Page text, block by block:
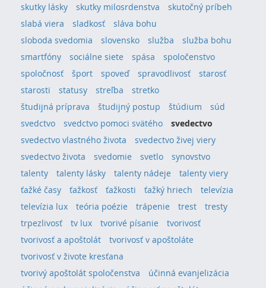
skutky lásky
skutky milosrdenstva
skutočný príbeh
slabá viera
sladkosť
sláva bohu
sloboda svedomia
slovensko služba
služba bohu
smartfóny
sociálne siete spása
spoločenstvo
spoločnosť
šport spoveď spravodlivosť
starosť
starosti
statusy streľba
stretko
študijná príprava
študijný postup štúdium
súd
svedctvo
svedctvo pomoci svätého
svedectvo
svedectvo vlastného života
svedectvo živej viery
svedectvo života
svedomie svetlo
synovstvo
talenty
talenty lásky talenty nádeje
talenty viery
ťažké časy
ťažkosť ťažkosti ťažký hriech
televízia
televízia lux
teória poézie trápenie trest
tresty
trpezlivosť
tv lux tvorivé písanie
tvorivosť
tvorivosť a apoštolát
tvorivosť v apoštoláte
tvorivosť v živote kresťana
tvorivý apoštolát spoločenstva
účinná evanjelizácia